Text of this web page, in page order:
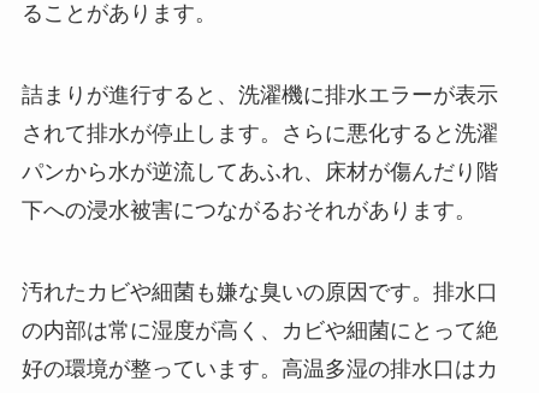
ることがあります。
詰まりが進行すると、洗濯機に排水エラーが表示
されて排水が停止します。さらに悪化すると洗濯
パンから水が逆流してあふれ、床材が傷んだり階
下への浸水被害につながるおそれがあります。
汚れたカビや細菌も嫌な臭いの原因です。排水口
の内部は常に湿度が高く、カビや細菌にとって絶
好の環境が整っています。高温多湿の排水口はカ